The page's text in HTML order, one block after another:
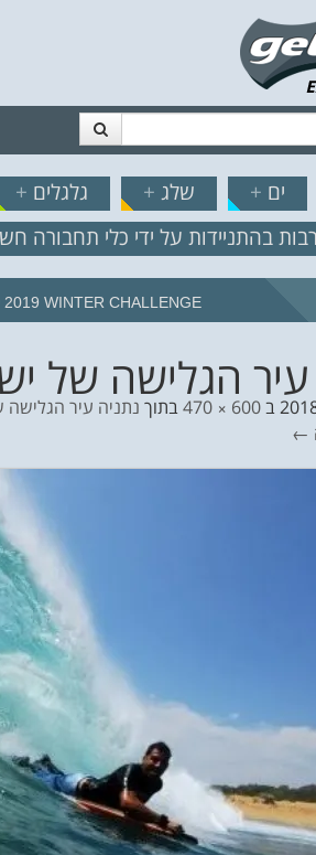
// ים + שלג + גלגלים +
בהתניידות על ידי כלי תחבורה
מצב הים והרוח – תחזית גלים 16.2.18
הגלישה של
ב600 × 470 בתוך נתניה עיר הגלישה
←